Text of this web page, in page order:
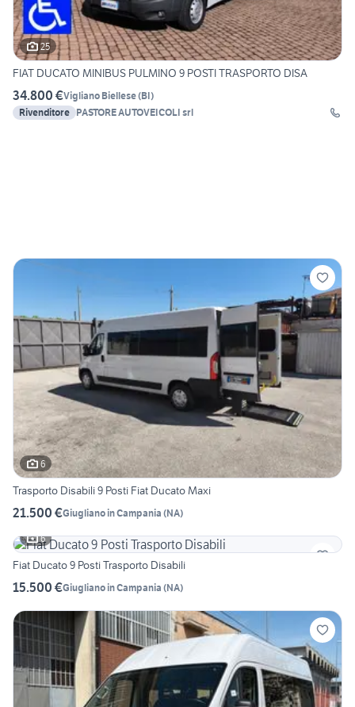
25
FIAT DUCATO MINIBUS PULMINO 9 POSTI TRASPORTO DISA
34.800 €Vigliano Biellese(BI)
Rivenditore PASTORE AUTOVEICOLI srl
6
Trasporto Disabili 9 Posti Fiat Ducato Maxi
21.500 €Giugliano in Campania (NA)
6
Fiat Ducato 9 Posti Trasporto Disabili
15.500 €Giugliano in Campania (NA)